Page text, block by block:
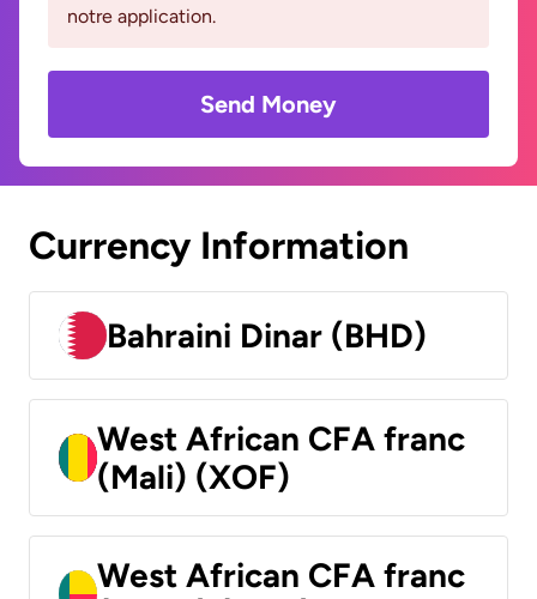
notre application.
Send Money
Currency Information
Bahraini Dinar (BHD)
West African CFA franc
(Mali) (XOF)
West African CFA franc